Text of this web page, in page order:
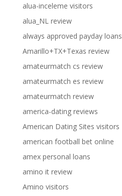
alua-inceleme visitors
alua_NL review
always approved payday loans
Amarillo+TX+Texas review
amateurmatch cs review
amateurmatch es review
amateurmatch review
america-dating reviews
American Dating Sites visitors
american football bet online
amex personal loans
amino it review
Amino visitors